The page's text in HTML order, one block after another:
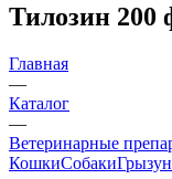
Тилозин 200
Главная
—
Каталог
—
Ветеринарные
КошкиСобаки